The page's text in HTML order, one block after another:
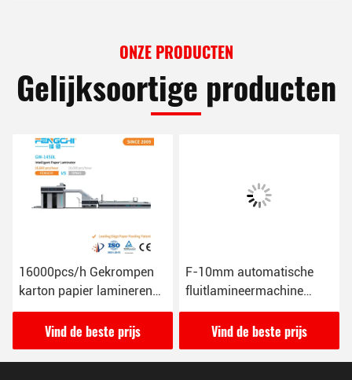
ONZE PRODUCTEN
Gelijksoortige producten
16000pcs/h Gekrompen
karton papier lamineren
machine GW-1450L Anti
corrosief
Vind de beste prijs
F-10mm automatische
fluitlamineermachine
165M/min 26KW
Vind de beste prijs